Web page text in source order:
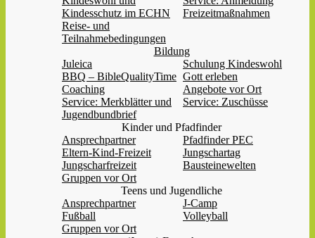
Kindesschutz im ECHN
Freizeitmaßnahmen
Reise- und
Teilnahmebedingungen
Bildung
Juleica
Schulung Kindeswohl
BBQ – BibleQualityTime Gott erleben
Coaching
Angebote vor Ort
Service: Merkblätter und
Jugendbundbrief
Service: Zuschüsse
Kinder und Pfadfinder
Ansprechpartner
Pfadfinder PEC
Eltern-Kind-Freizeit
Jungschartag
Jungscharfreizeit
Bausteinewelten
Gruppen vor Ort
Teens und Jugendliche
Ansprechpartner
J-Camp
Fußball
Volleyball
Gruppen vor Ort